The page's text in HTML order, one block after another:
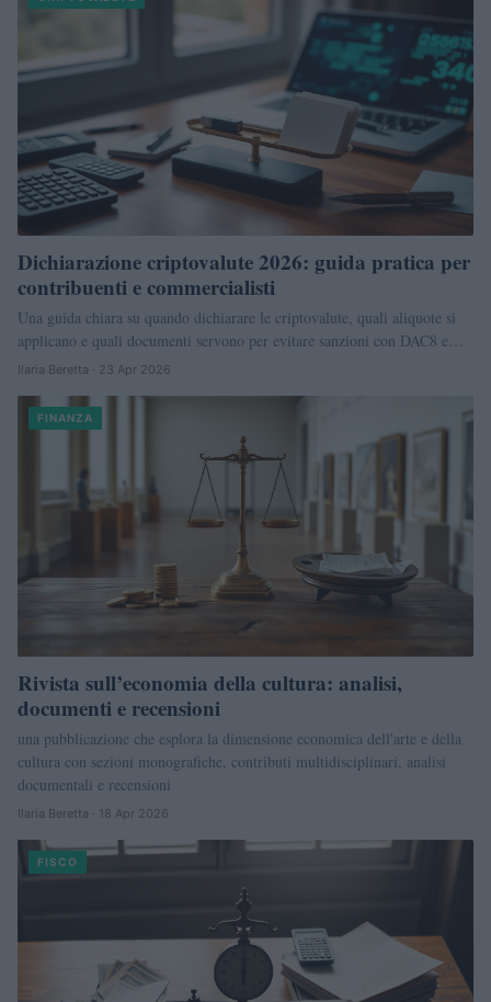
Dichiarazione criptovalute 2026: guida pratica per
contribuenti e commercialisti
Una guida chiara su quando dichiarare le criptovalute, quali aliquote si
applicano e quali documenti servono per evitare sanzioni con DAC8 e…
Ilaria Beretta · 23 Apr 2026
FINANZA
Rivista sull’economia della cultura: analisi,
documenti e recensioni
una pubblicazione che esplora la dimensione economica dell'arte e della
cultura con sezioni monografiche, contributi multidisciplinari, analisi
documentali e recensioni
Ilaria Beretta · 18 Apr 2026
FISCO